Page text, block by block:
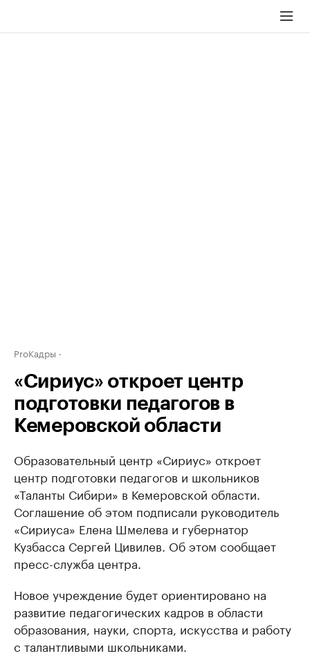
ProКадры
«Сириус» откроет центр
подготовки педагогов в
Кемеровской области
Образовательный центр «Сириус» откроет
центр подготовки педагогов и школьников
«Таланты Сибири» в Кемеровской области.
Соглашение об этом подписали руководитель
«Сириуса» Елена Шмелева и губернатор
Кузбасса Сергей Цивилев. Об этом сообщает
пресс-служба центра.
Новое учреждение будет ориентировано на
развитие педагогических кадров в области
образования, науки, спорта, искусства и работу
с талантливыми школьниками.